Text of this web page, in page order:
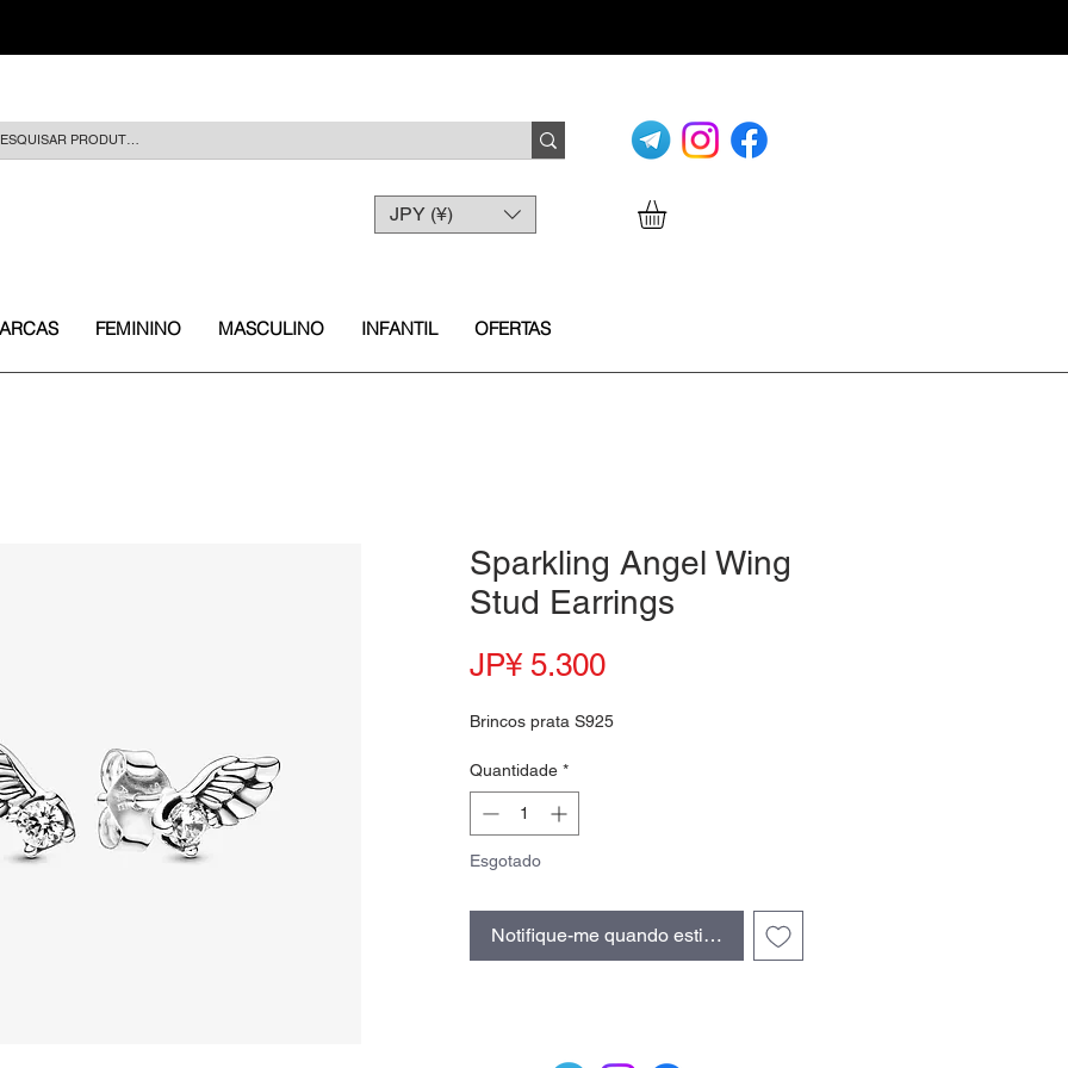
JPY (¥)
FEMININO MASCULINO INFANTIL OFERTAS
Sparkling Angel Wing
Stud Earrings
JP¥ 5.300Preço
Brincos prata S925
Quantidade *
Esgotado
Notifique-me quando estiver disponível